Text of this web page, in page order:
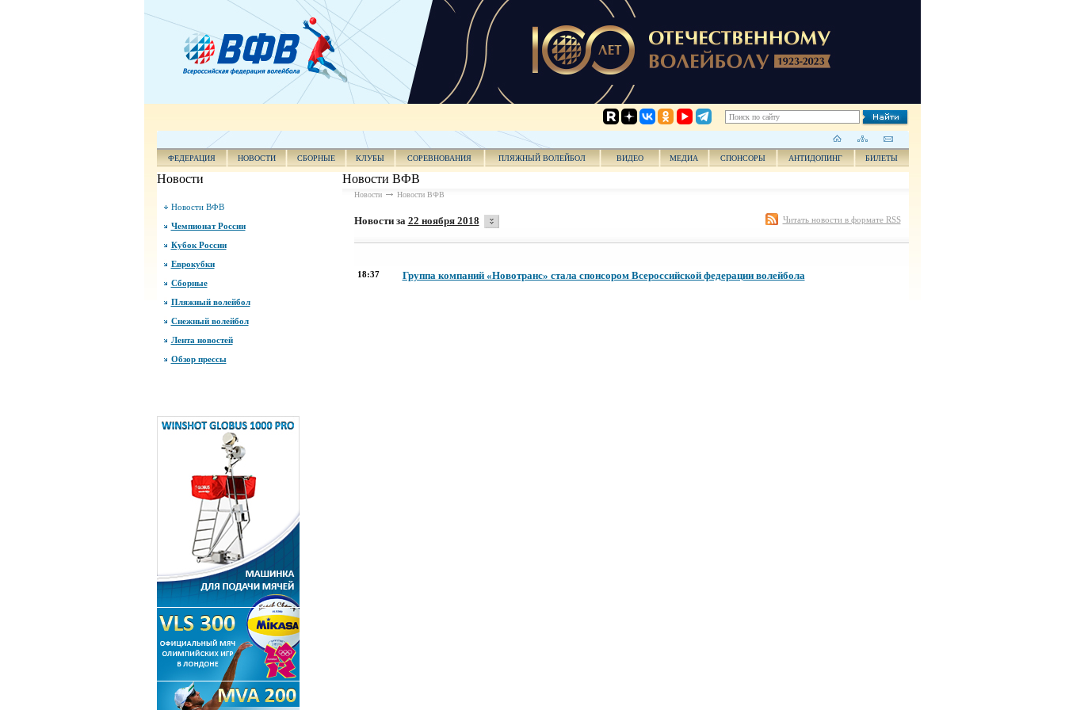
ФЕДЕРАЦИЯ НОВОСТИ СБОРНЫЕ КЛУБЫ СОРЕВНОВАНИЯ ПЛЯЖНЫЙ ВОЛЕЙБОЛ ВИДЕО МЕДИА СПОНСОРЫ АНТИДОПИНГ БИЛЕТЫ
Новости
Новости ВФВ
Чемпионат России
Кубок России
Еврокубки
Сборные
Пляжный волейбол
Снежный волейбол
Лента новостей
Обзор прессы
Новости ВФВ
Новости Новости ВФВ
Новости за 22 ноября 2018 Читать новости в формате RSS
18:37 Группа компаний «Новотранс» стала спонсором Всероссийской федерации волейбола